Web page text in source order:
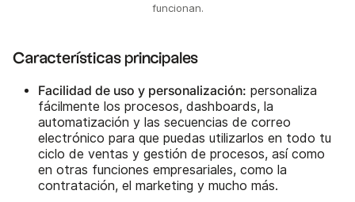
funcionan.
Características principales
Facilidad de uso y personalización: personaliza
fácilmente los procesos, dashboards, la
automatización y las secuencias de correo
electrónico para que puedas utilizarlos en todo tu
ciclo de ventas y gestión de procesos, así como
en otras funciones empresariales, como la
contratación, el marketing y mucho más.